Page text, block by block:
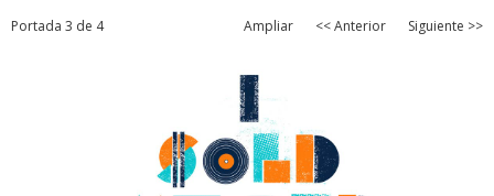
Portada 3 de 4 Ampliar << Anterior Siguiente >>